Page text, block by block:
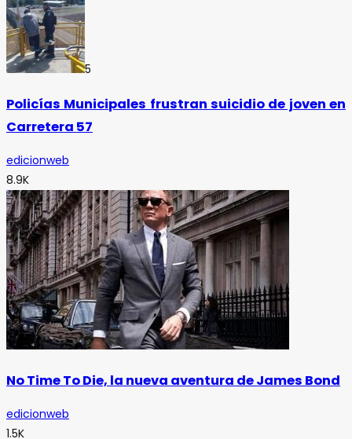
5
Policías Municipales frustran suicidio de joven en
Carretera 57
edicionweb
8.9K
No Time To Die, la nueva aventura de James Bond
edicionweb
1.5K